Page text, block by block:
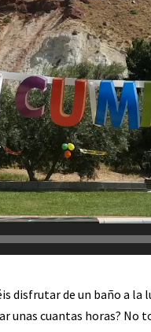
Player
disfrutar de un baño a
unas cuantas horas? No